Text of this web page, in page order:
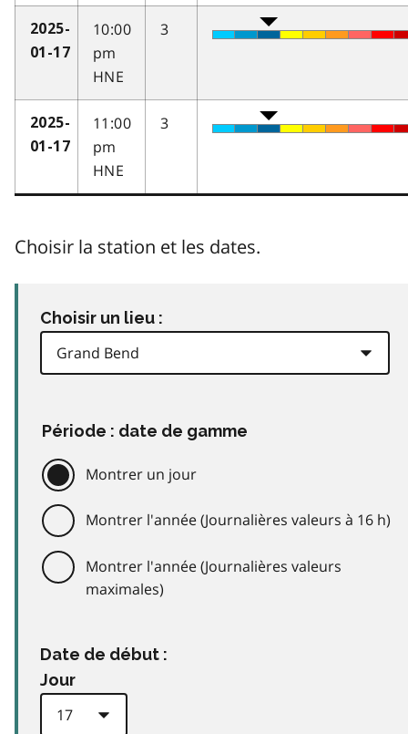
2025-
01-17
10:00
pm
HNE
3
2025-
01-17
11:00
pm
HNE
3
Choisir la station et les dates.
Choisir un lieu :
Période : date de gamme
Montrer un jour
Montrer l'année (Journalières valeurs à 16 h)
Montrer l'année (Journalières valeurs
maximales)
Date de début :
Jour